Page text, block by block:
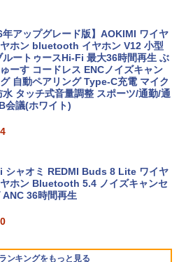
メモリ16GB 軽量 薄型 ダイナブ
初期設定済 Win11 Pro 日本語キー
型液晶 Webカメラ USB 3.0 miniH
無線機能 Bluetooth 超軽量大容量バ
ー ノートPC在宅勤務14Q8H
デスクトップ デスクトップPC/Wi
PC ProDesk 600 G6 SFF Corei5-
料無料 ※沖縄、離島を除く
液晶ディスプレイ 液晶モニター r
ルディスプレイ 自立型 1920*1080
PS4/PS5/Xbox One/PC/スマホ/U
C/標準HDMI対応【選べる種
ッチ/ケース付き/4Kタイプ
イアムオリーブ増刊号 NO.1 ハマ
年アップグレード版】AOKIMI ワイヤ
ホン bluetooth イヤホン V12 小型
ルートゥースHi-Fi 最大36時間再生 ぶ
ーす コードレス ENCノイズキャン
自動ペアリング Type-C充電 マイク
水 タッチ式音量調整 スポーツ/通勤/通
会議(ホワイト)
シャオミ REDMI Buds 8 Lite ワイヤ
ホン Bluetooth 5.4 ノイズキャンセ
ANC 36時間再生
ンキングをもっと見る